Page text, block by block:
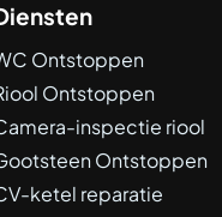
Ontstoppen
Ontstoppen
inspectie riool
Ontstoppen
ketel reparatie